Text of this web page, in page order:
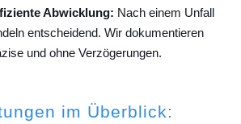
Abwicklung: Nach einem Unfall
entscheidend. Wir dokumentieren
und ohne Verzögerungen.
im Überblick: